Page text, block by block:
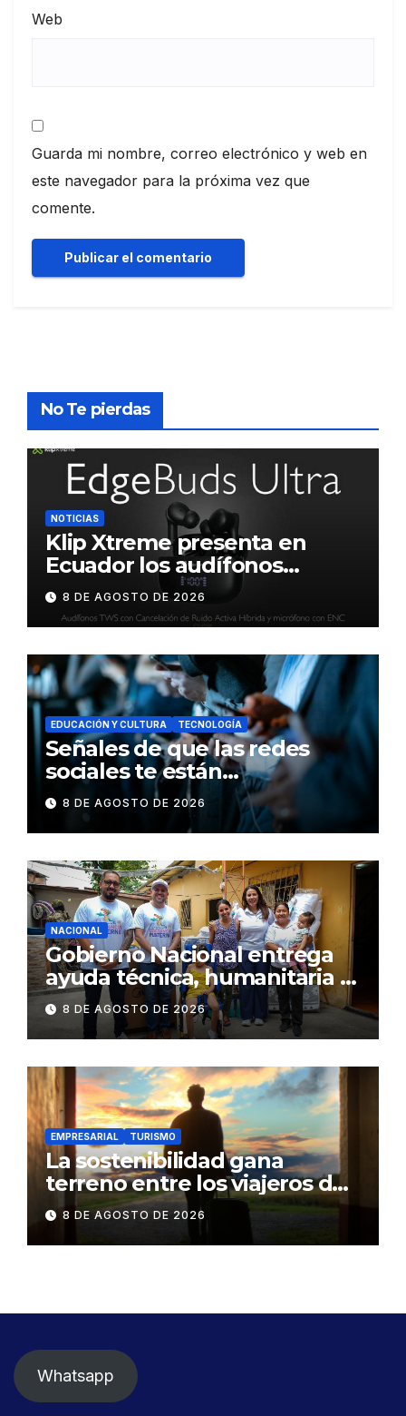
Web
Guarda mi nombre, correo electrónico y web en
este navegador para la próxima vez que
comente.
No Te pierdas
NOTICIAS
Klip Xtreme presenta en
Ecuador los audífonos
DynaBuds con sonido
inteligente y control táctil
8 DE AGOSTO DE 2026
EDUCACIÓN Y CULTURA TECNOLOGÍA
Señales de que las redes
sociales te están
consumiendo
8 DE AGOSTO DE 2026
NACIONAL
Gobierno Nacional entrega
ayuda técnica, humanitaria y
Bono Joaquín Gallegos Lara a
familia en situación de
vulnerabilidad
8 DE AGOSTO DE 2026
EMPRESARIAL TURISMO
La sostenibilidad gana
terreno entre los viajeros de
negocios
8 DE AGOSTO DE 2026
Whatsapp